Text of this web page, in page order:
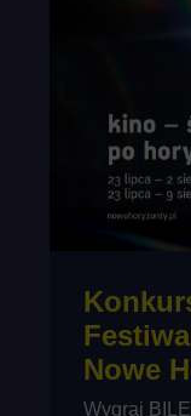
Nowe
Wygraj